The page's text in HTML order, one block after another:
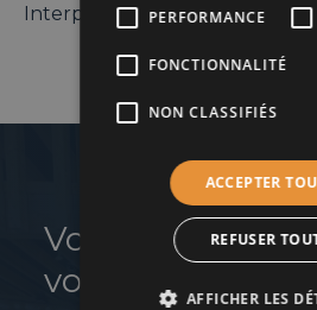
Interparking Albertine
Vous souhaitez
votre réseau et
PERFORMANCE
FONCTIONNALITÉ
NON CLASSIFIÉS
ACCEPTER
REFUSER
AFFICHER LES